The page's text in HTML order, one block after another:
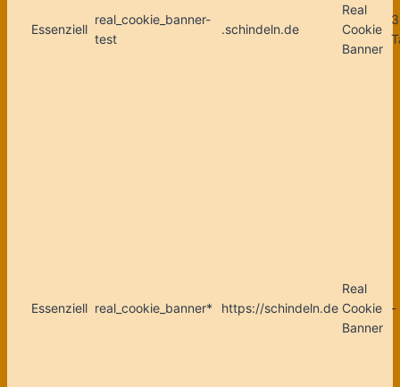
Essenziell
real_cookie_banner-
test
.schindeln.de
Real
Cookie
Banner
Essenziell real_cookie_banner* https://schindeln.de
Real
Cookie
Banner
-